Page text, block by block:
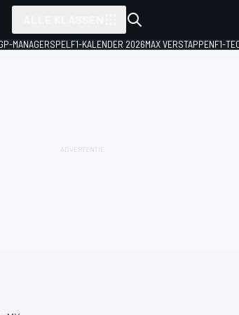
MANAGERSPEL F1-KALENDER 2026MAX VERSTAPPENF1-